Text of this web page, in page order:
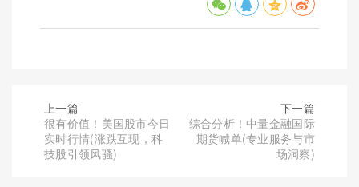
上一篇
很有价值！美国股市今日
实时行情(涨跌互现，科
技股引领风骚)
下一篇
综合分析！中量金融国际
期货喊单(专业服务与市
场洞察)